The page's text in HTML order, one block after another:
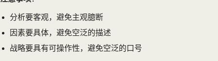
分析要客观，避免主观臆断
因素要具体，避免空泛的描述
战略要具有可操作性，避免空泛的口号